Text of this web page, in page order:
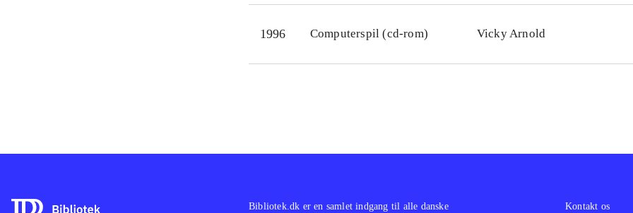
1996 Computerspil (cd-rom) Vicky Arnold
Bibliotek.dk er en samlet indgang til alle danske
Kontakt os